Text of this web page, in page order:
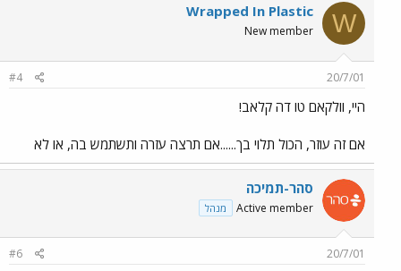
W
Wrapped In Plastic
New member
20/7/01
#4
היי, וולקאם טו דה קלאב!
אם זה עוזר, הכול תלוי בך......אם תרצה עזרה ותשתמש בה, או לא
סהר-תמיכה
Active member מנהל
20/7/01
#6